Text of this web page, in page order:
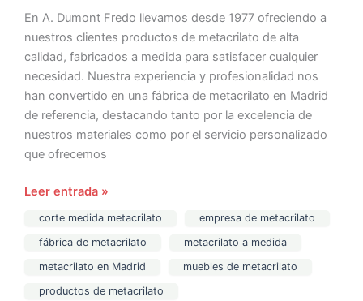
En A. Dumont Fredo llevamos desde 1977 ofreciendo a
nuestros clientes productos de metacrilato de alta
calidad, fabricados a medida para satisfacer cualquier
necesidad. Nuestra experiencia y profesionalidad nos
han convertido en una fábrica de metacrilato en Madrid
de referencia, destacando tanto por la excelencia de
nuestros materiales como por el servicio personalizado
que ofrecemos
Leer entrada »
corte medida metacrilato
empresa de metacrilato
fábrica de metacrilato
metacrilato a medida
metacrilato en Madrid
muebles de metacrilato
productos de metacrilato